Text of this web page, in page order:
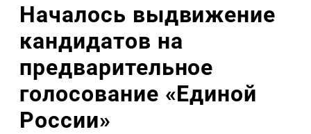
Началось выдвижение
кандидатов на
предварительное
голосование «Единой
России»